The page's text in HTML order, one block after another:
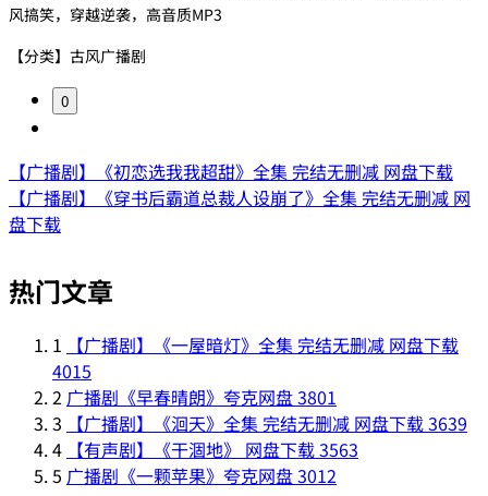
风搞笑，穿越逆袭，高音质MP3
【分类】古风广播剧
0
【广播剧】《初恋选我我超甜》全集 完结无删减 网盘下载
【广播剧】《穿书后霸道总裁人设崩了》全集 完结无删减 网
盘下载
热门文章
1
【广播剧】《一屋暗灯》全集 完结无删减 网盘下载
4015
2 广播剧《早春晴朗》夸克网盘3801
3
【广播剧】《洄天》全集 完结无删减 网盘下载3639
4 【有声剧】《干涸地》 网盘下载3563
5 广播剧《一颗苹果》夸克网盘3012